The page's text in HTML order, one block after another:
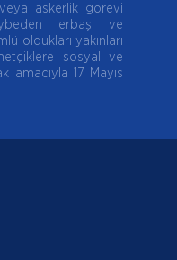
askerlik görevi
erbaş ve
oldukları yakınları
sosyal ve
amacıyla 17 Mayıs